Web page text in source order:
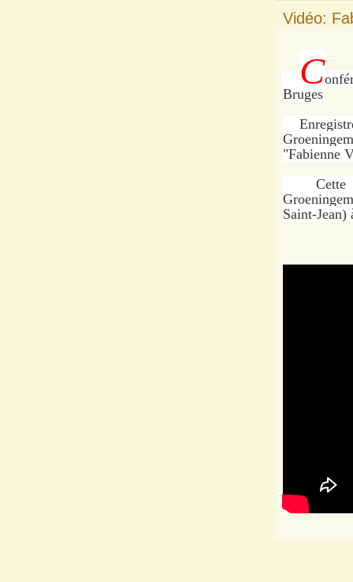
Vidéo:
C
Bruges
"Fabienne
Cette
Saint-Jean)